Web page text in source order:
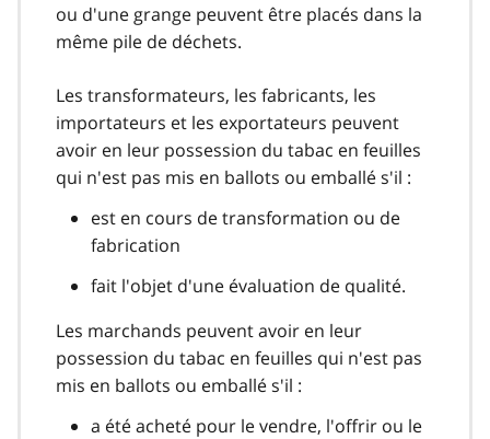
ou d'une grange peuvent être placés dans la
même pile de déchets.
Les transformateurs, les fabricants, les
importateurs et les exportateurs peuvent
avoir en leur possession du tabac en feuilles
qui n'est pas mis en ballots ou emballé s'il :
est en cours de transformation ou de
fabrication
fait l'objet d'une évaluation de qualité.
Les marchands peuvent avoir en leur
possession du tabac en feuilles qui n'est pas
mis en ballots ou emballé s'il :
a été acheté pour le vendre, l'offrir ou le